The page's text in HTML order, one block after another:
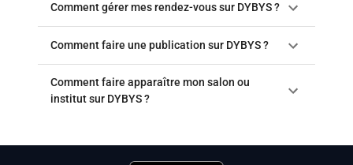
Comment gérer mes rendez-vous sur DYBYS ?
Comment faire une publication sur DYBYS ?
Comment faire apparaître mon salon ou
institut sur DYBYS ?